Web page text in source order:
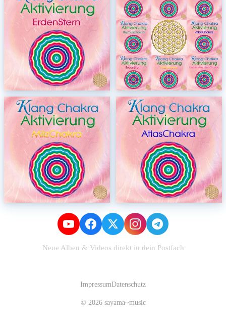
Neue Alben & Videos direkt in dein Postfach
ImpressumDatenschutz
© 2026 sayama~music